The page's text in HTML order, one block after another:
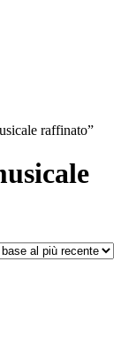
raffinato”